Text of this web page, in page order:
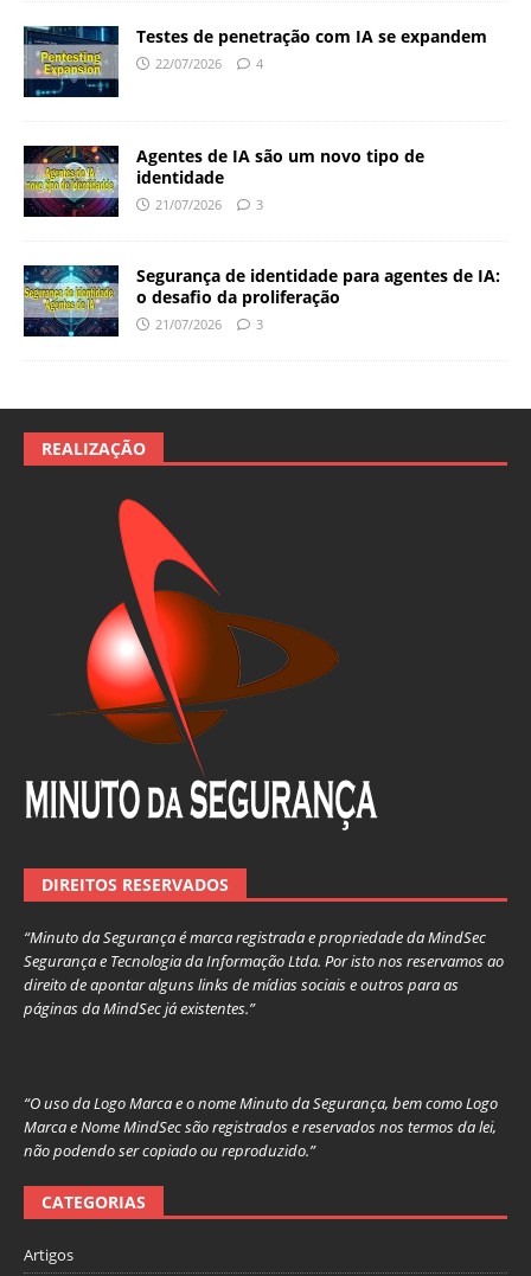
Testes de penetração com IA se expandem
22/07/2026 4
Agentes de IA são um novo tipo de
identidade
21/07/2026 3
Segurança de identidade para agentes de IA:
o desafio da proliferação
21/07/2026 3
REALIZAÇÃO
DIREITOS RESERVADOS
“Minuto da Segurança é marca registrada e propriedade da MindSec
Segurança e Tecnologia da Informação Ltda. Por isto nos reservamos ao
direito de apontar alguns links de mídias sociais e outros para as
páginas da MindSec já existentes.”
“O uso da Logo Marca e o nome Minuto da Segurança, bem como Logo
Marca e Nome MindSec são registrados e reservados nos termos da lei,
não podendo ser copiado ou reproduzido.”
CATEGORIAS
Artigos